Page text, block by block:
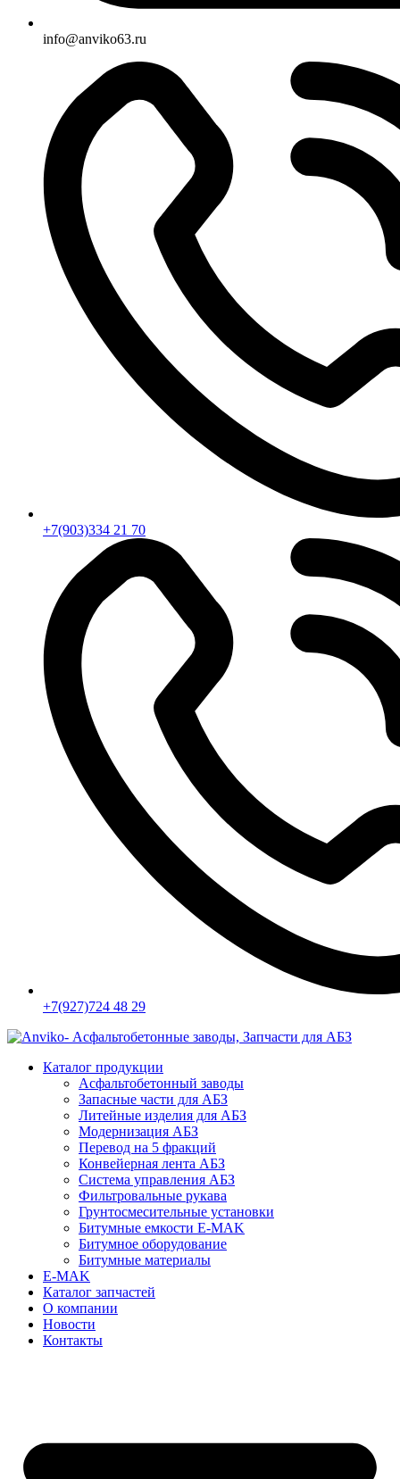
info@anviko63.ru
+7(903)334 21 70
+7(927)724 48 29
Каталог продукции
Асфальтобетонный заводы
Запасные части для АБЗ
Литейные изделия для АБЗ
Модернизация АБЗ
Перевод на 5 фракций
Конвейерная лента АБЗ
Система управления АБЗ
Фильтровальные рукава
Грунтосмесительные установки
Битумные емкости E-MAK
Битумное оборудование
Битумные материалы
E-MAK
Каталог запчастей
О компании
Новости
Контакты